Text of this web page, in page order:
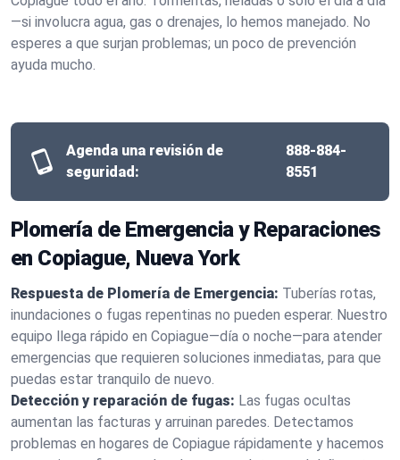
—si involucra agua, gas o drenajes, lo hemos manejado. No
esperes a que surjan problemas; un poco de prevención
ayuda mucho.
Agenda una revisión de
seguridad:
888-884-
8551
Plomería de Emergencia y Reparaciones
en Copiague, Nueva York
Respuesta de Plomería de Emergencia: Tuberías rotas,
inundaciones o fugas repentinas no pueden esperar. Nuestro
equipo llega rápido en Copiague—día o noche—para atender
emergencias que requieren soluciones inmediatas, para que
puedas estar tranquilo de nuevo.
Detección y reparación de fugas: Las fugas ocultas
aumentan las facturas y arruinan paredes. Detectamos
problemas en hogares de Copiague rápidamente y hacemos